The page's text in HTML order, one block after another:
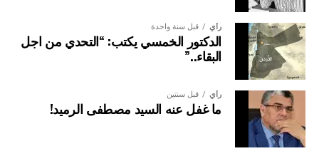
رأي قبل سنة واحدة
الدكتور الخمسي يكتب: “التحدي من اجل
البقاء..”
رأي قبل سنتين
ما غفل عنه السيد مصطفى الرميد!